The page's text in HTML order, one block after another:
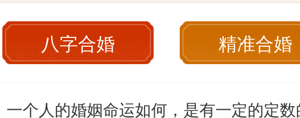
八字合婚 精准合婚
一个人的婚姻命运如何，是有一定的定